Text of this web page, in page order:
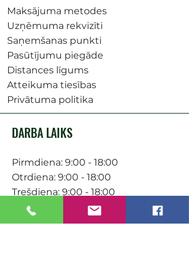
Maksājuma metodes
Uzņēmuma rekvizīti
Saņemšanas punkti
Pasūtījumu piegāde
Distances līgums
Atteikuma tiesības
Privātuma politika
DARBA LAIKS
Pirmdiena: 9:00 - 18:00
Otrdiena: 9:00 - 18:00
Trešdiena: 9:00 - 18:00
Ceturtdiena: 9:00 - 18:00
Piektdiena: 9:00 - 18:00